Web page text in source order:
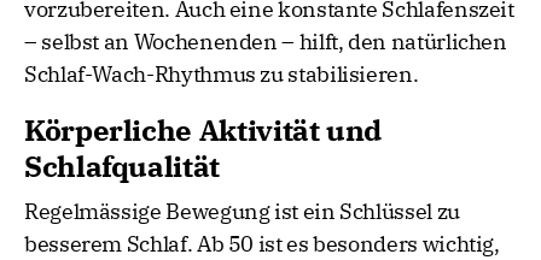
vorzubereiten. Auch eine konstante Schlafenszeit
– selbst an Wochenenden – hilft, den natürlichen
Schlaf-Wach-Rhythmus zu stabilisieren.
Körperliche Aktivität und
Schlafqualität
Regelmässige Bewegung ist ein Schlüssel zu
besserem Schlaf. Ab 50 ist es besonders wichtig,